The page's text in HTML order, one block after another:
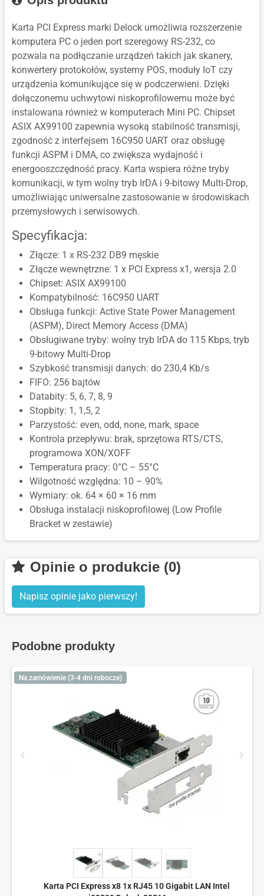
Karta PCI Express marki Delock umożliwia rozszerzenie
komputera PC o jeden port szeregowy RS-232, co
pozwala na podłączanie urządzeń takich jak skanery,
konwertery protokołów, systemy POS, moduły IoT czy
urządzenia komunikujące się w podczerwieni. Dzięki
dołączonemu uchwytowi niskoprofilowemu może być
instalowana również w komputerach Mini PC. Chipset
ASIX AX99100 zapewnia wysoką stabilność transmisji,
zgodność z interfejsem 16C950 UART oraz obsługę
funkcji ASPM i DMA, co zwiększa wydajność i
energooszczędność pracy. Karta wspiera różne tryby
komunikacji, w tym wolny tryb IrDA i 9-bitowy Multi-Drop,
umożliwiając uniwersalne zastosowanie w środowiskach
przemysłowych i serwisowych.
Specyfikacja:
Złącze: 1 x RS-232 DB9 męskie
Złącze wewnętrzne: 1 x PCI Express x1, wersja 2.0
Chipset: ASIX AX99100
Kompatybilność: 16C950 UART
Obsługa funkcji: Active State Power Management
(ASPM), Direct Memory Access (DMA)
Obsługiwane tryby: wolny tryb IrDA do 115 Kbps, tryb
9-bitowy Multi-Drop
Szybkość transmisji danych: do 230,4 Kb/s
FIFO: 256 bajtów
Databity: 5, 6, 7, 8, 9
Stopbity: 1, 1,5, 2
Parzystość: even, odd, none, mark, space
Kontrola przepływu: brak, sprzętowa RTS/CTS,
programowa XON/XOFF
Temperatura pracy: 0°C – 55°C
Wilgotność względna: 10 – 90%
Wymiary: ok. 64 × 60 × 16 mm
Obsługa instalacji niskoprofilowej (Low Profile
Bracket w zestawie)
Opinie o produkcie (0)
Napisz opinie jako pierwszy!
Podobne produkty
Na zamówienie (3-4 dni robocze)
Karta PCI Express x8 1x RJ45 10 Gigabit LAN Intel